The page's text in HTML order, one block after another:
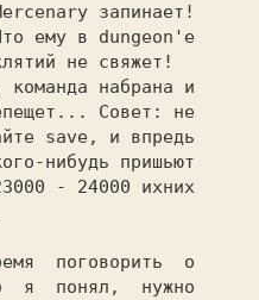
запинает!
ему в dungeon'e
не свяжет!
Совет: не
save, и впредь
нибудь пришьют
- 24000 ихних
поговорить  о
я  понял,  нужно